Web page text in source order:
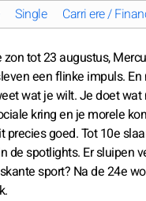
Single Carri ere /
tot 23 augustus,
een flinke impuls.
wat je wilt. Je doet
kring en je morele
goed. Tot 10e
spotlights. Er sluipen
sport? Na de 24e